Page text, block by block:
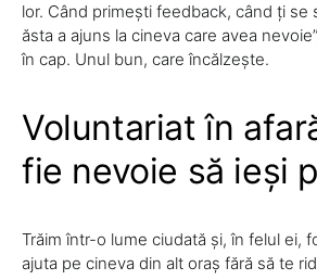
lor. Când primești feedback, când ți se
ăsta a ajuns la cineva care avea
în cap. Unul bun, care încălzește.
Voluntariat în
fie nevoie să ieși
Trăim într-o lume ciudată și, în felul ei,
ajuta pe cineva din alt oraș fără să te